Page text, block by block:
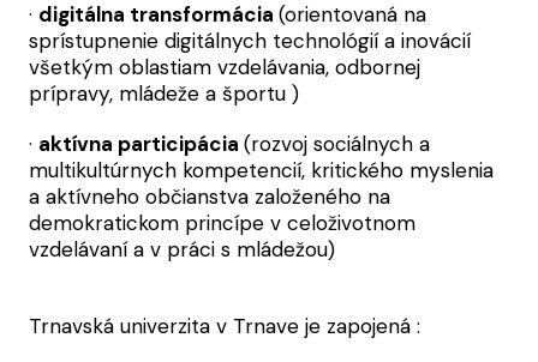
· digitálna transformácia (orientovaná na
sprístupnenie digitálnych technológií a inovácií
všetkým oblastiam vzdelávania, odbornej
prípravy, mládeže a športu )
· aktívna participácia (rozvoj sociálnych a
multikultúrnych kompetencií, kritického myslenia
a aktívneho občianstva založeného na
demokratickom princípe v celoživotnom
vzdelávaní a v práci s mládežou)
Trnavská univerzita v Trnave je zapojená :